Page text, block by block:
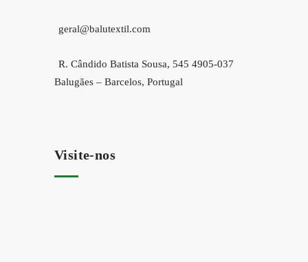
geral@balutextil.com
R. Cândido Batista Sousa, 545 4905-037
Balugães – Barcelos, Portugal
Visite-nos